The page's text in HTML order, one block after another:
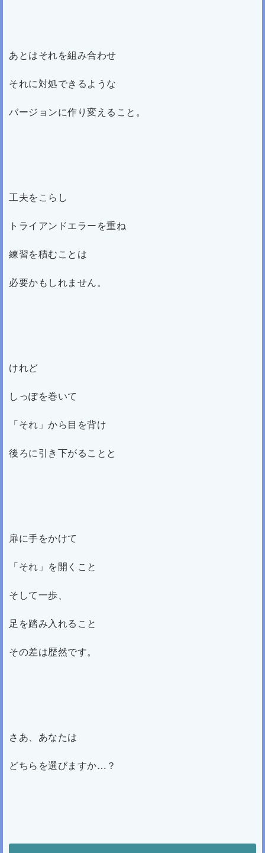
あとはそれを組み合わせ
それに対処できるような
バージョンに作り変えること。
工夫をこらし
トライアンドエラーを重ね
練習を積むことは
必要かもしれません。
けれど
しっぽを巻いて
「それ」から目を背け
後ろに引き下がることと
扉に手をかけて
「それ」を開くこと
そして一歩、
足を踏み入れること
その差は歴然です。
さあ、あなたは
どちらを選びますか…？